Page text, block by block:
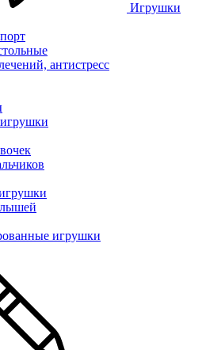
Игрушки
антистресс
игрушки